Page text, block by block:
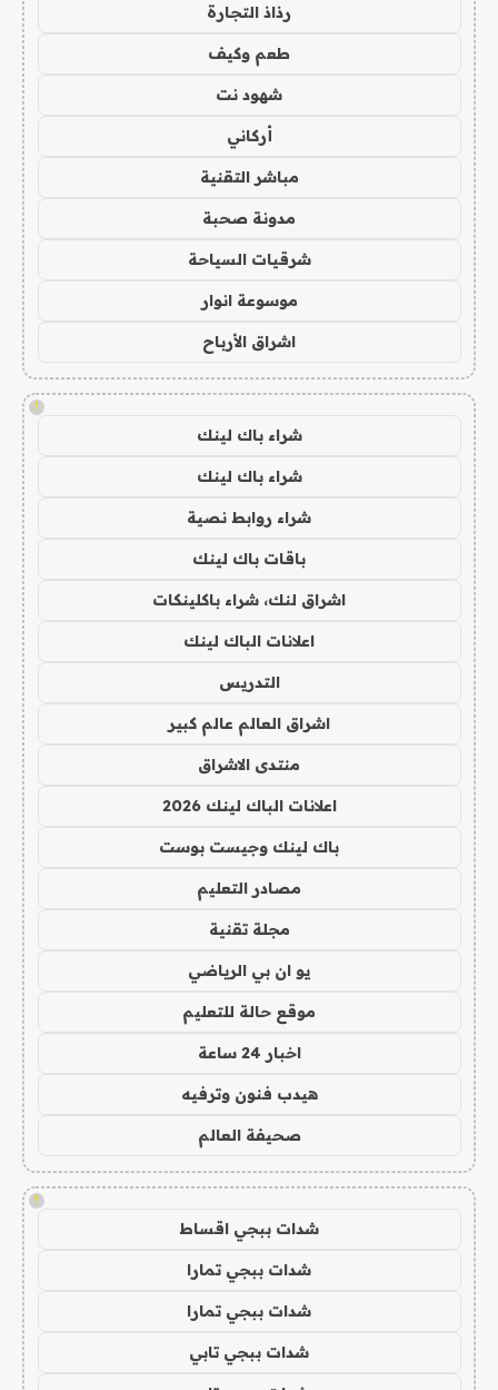
رذاذ التجارة
طعم وكيف
شهود نت
أركاني
مباشر التقنية
مدونة صحبة
شرقيات السياحة
موسوعة انوار
اشراق الأرباح
!
شراء باك لينك
شراء باك لينك
شراء روابط نصية
باقات باك لينك
اشراق لنك، شراء باكلينكات
اعلانات الباك لينك
التدريس
اشراق العالم عالم كبير
منتدى الاشراق
اعلانات الباك لينك 2026
باك لينك وجيست بوست
مصادر التعليم
مجلة تقنية
يو ان بي الرياضي
موقع حالة للتعليم
اخبار 24 ساعة
هيدب فنون وترفيه
صحيفة العالم
!
شدات ببجي اقساط
شدات ببجي تمارا
شدات ببجي تمارا
شدات ببجي تابي